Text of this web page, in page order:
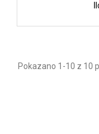
Pokazano 1-10 z 10